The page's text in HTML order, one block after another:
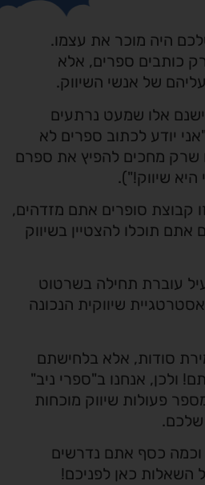
היה מוכר את עצמו.
כותבים ספרים, אלא
של אנשי השיווק.
אלו שמעט נרתעים
יודע לכתוב ספרים לא
שרק מחכים להפיץ את ספרם
שיווק!").
קבוצת סופרים אתם מזדהים,
אתם תוכלו להצטיין בשיווק
עוברת תחילה בשרטוט
שיווקית הנכונה
סודות, אלא בלחישתם
ולכן, אנחנו ב"ספרי ניב"
פעולות שיווק מוכחות
שלכם.
וכמה כסף אתם נדרשים
השאלות כאן לפניכם!